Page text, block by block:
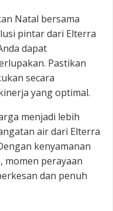
Natal bersama
pintar dari Elterra
dapat
Pastikan
secara
yang optimal.
menjadi lebih
air dari Elterra
kenyamanan
momen perayaan
dan penuh